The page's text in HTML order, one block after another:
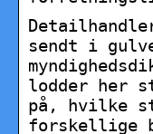
sendt i
lodder her
på, hvilke
forskellige